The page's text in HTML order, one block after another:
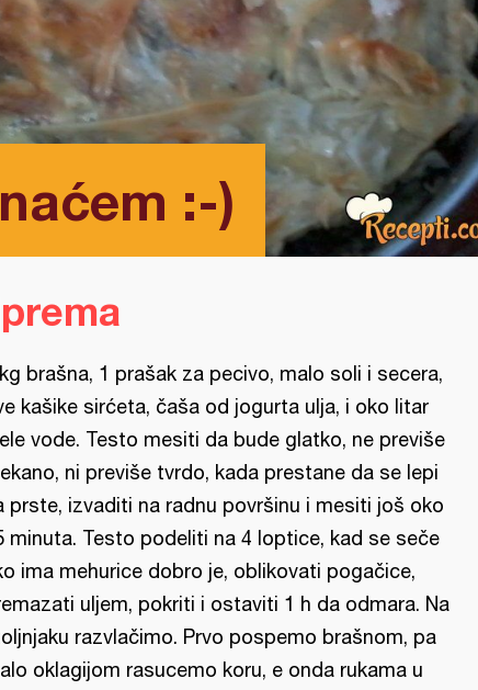
:-)
brašna, 1 prašak za pecivo, malo soli i secera,
kašike sirćeta, čaša od jogurta ulja, i oko litar
vode. Testo mesiti da bude glatko, ne previše
ni previše tvrdo, kada prestane da se lepi
prste, izvaditi na radnu površinu i mesiti još oko
minuta. Testo podeliti na 4 loptice, kad se seče
ima mehurice dobro je, oblikovati pogačice,
uljem, pokriti i ostaviti 1 h da odmara. Na
razvlačimo. Prvo pospemo brašnom, pa
oklagijom rasucemo koru, e onda rukama u